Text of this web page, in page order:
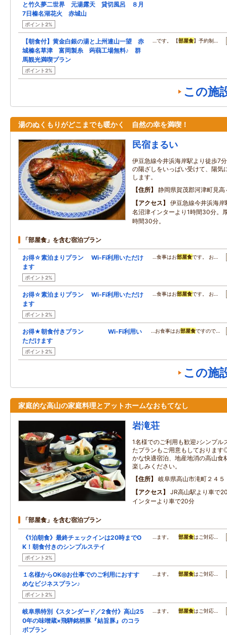
と竹久夢二世界 元湯露天 貸切風呂 ８月
7日榛名湖花火 赤城山
ポイント2%
【朝食付】黄金白銀の湯と上州連山一望 赤
城榛名草津 富岡製糸 蒟蒻工場無料♪ 群
馬観光満喫プラン
ポイント2%
…です。 【部屋食】予約制…
この施
湯のぬくもりがどこまでも暖かく 自然の幸を満喫！
民宿まるい
伊豆急線今井浜海岸駅より徒歩7
の陽ざしをいっぱい受けて、陽気
します。
住所
静岡県賀茂郡河津町見高
アクセス
伊豆急線今井浜海
名沼津インターより1時間30分。
時間30分。
「部屋食」を含む宿泊プラン
お得☆素泊まりプラン Wi-Fi利用いただけ
ます
ポイント2%
…食事はお部屋食です。 お…
お得☆素泊まりプラン Wi-Fi利用いただけ
ます
ポイント2%
…食事はお部屋食です。 お…
お得★朝食付きプラン Wi-Fi利用い
ただけます
ポイント2%
…お食事はお部屋食ですので…
この施
家庭的な高山の家庭料理とアットホームなおもてなし
岩滝荘
1名様でのご利用も歓迎♪シンプル
たプランもご用意もしておりま
かな快適宿泊、地産地消の高山食
楽しみください。
住所
岐阜県高山市滝町２４５
アクセス
JR高山駅より車で
インターより車で20分
「部屋食」を含む宿泊プラン
《1泊朝食》最終チェックインは20時までO
K！朝食付きのシンプルステイ
ポイント2%
…ます。部屋食はご対応…
１名様からOK◎お仕事でのご利用におすす
めなビジネスプラン♪
ポイント2%
…ます。部屋食はご対応…
岐阜県特別《スタンダード／2食付》高山25
0年の味噌蔵×飛騨銘柄豚『結旨豚』のコラ
ボプラン
…ます。部屋食はご対応…